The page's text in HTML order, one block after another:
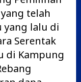
telah
yang lalu di
Serentak
di Kampung